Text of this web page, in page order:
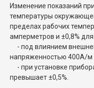
Изменение показаний
температуры
пределах рабочих
амперметров и ±0,8%
- под влиянием
напряженностью 400А/м
- при установке
превышает ±0,5%.